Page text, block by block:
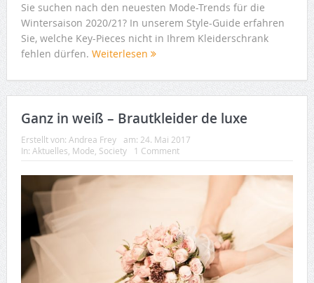
Sie suchen nach den neuesten Mode-Trends für die
Wintersaison 2020/21? In unserem Style-Guide erfahren
Sie, welche Key-Pieces nicht in Ihrem Kleiderschrank
fehlen dürfen. Weiterlesen
Ganz in weiß – Brautkleider de luxe
Erstellt von: Andrea Frey am: 24. Mai 2017
In: Aktuelles, Mode, Society 1 Comment